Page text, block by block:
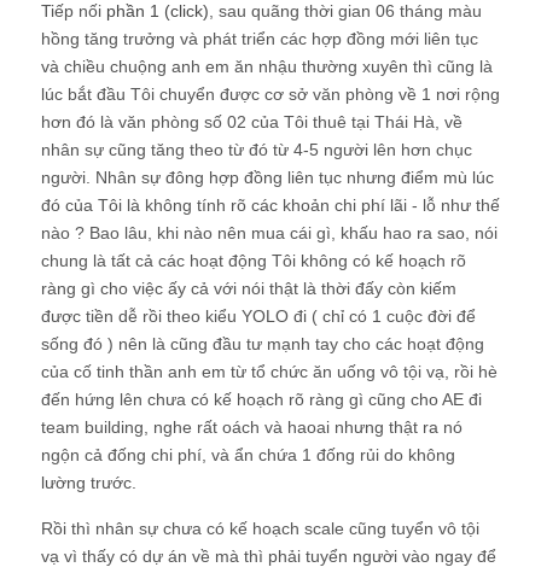
Tiếp nối phần 1 (click) , sau quãng thời gian 06 tháng màu
hồng tăng trưởng và phát triển các hợp đồng mới liên tục
và chiều chuộng anh em ăn nhậu thường xuyên thì cũng là
lúc bắt đầu Tôi chuyển được cơ sở văn phòng về 1 nơi rộng
hơn đó là văn phòng số 02 của Tôi thuê tại Thái Hà, về
nhân sự cũng tăng theo từ đó từ 4-5 người lên hơn chục
người. Nhân sự đông hợp đồng liên tục nhưng điểm mù lúc
đó của Tôi là không tính rõ các khoản chi phí lãi - lỗ như thế
nào ? Bao lâu, khi nào nên mua cái gì, khấu hao ra sao, nói
chung là tất cả các hoạt động Tôi không có kế hoạch rõ
ràng gì cho việc ấy cả với nói thật là thời đấy còn kiếm
được tiền dễ rồi theo kiểu YOLO đi ( chỉ có 1 cuộc đời để
sống đó ) nên là cũng đầu tư mạnh tay cho các hoạt động
của cố tinh thần anh em từ tổ chức ăn uống vô tội vạ, rồi hè
đến hứng lên chưa có kế hoạch rõ ràng gì cũng cho AE đi
team building, nghe rất oách và haoai nhưng thật ra nó
ngộn cả đống chi phí, và ẩn chứa 1 đống rủi do không
lường trước.
Rồi thì nhân sự chưa có kế hoạch scale cũng tuyển vô tội
vạ vì thấy có dự án về mà thì phải tuyển người vào ngay để